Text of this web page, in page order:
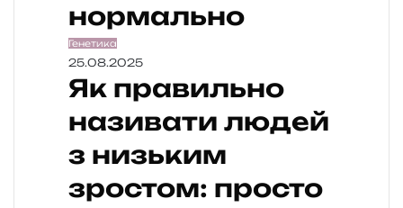
нормально
Генетика
25.08.2025
Як правильно
називати людей
з низьким
зростом: просто